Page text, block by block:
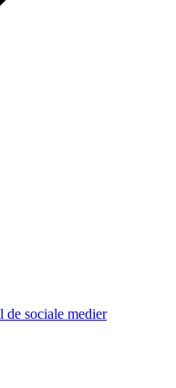
sociale medier